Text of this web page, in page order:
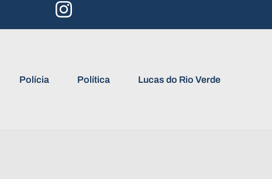
Polícia Política Lucas do Rio Verde